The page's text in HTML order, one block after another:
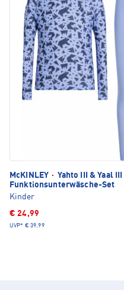
McKINLEY · Yahto III & Yaal III
Funktionsunterwäsche-Set
Kinder
€ 24,99
UVP* € 39,99